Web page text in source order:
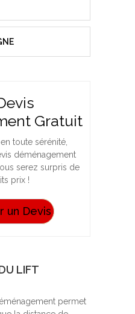
Gratuit
toute sérénité,
déménagement
serez surpris de
prix !
un Devis
LIFT
permet